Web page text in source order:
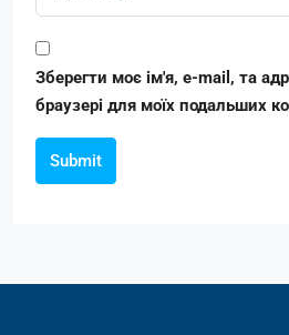
Зберегти моє ім'я, e-mail, та
браузері для моїх подальших
Submit